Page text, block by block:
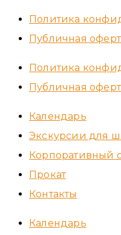
Политика
Публичная
Политика
Публичная
Календарь
Экскурсии для
Корпоративный
Прокат
Контакты
Календарь